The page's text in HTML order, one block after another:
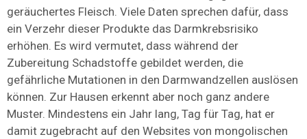
geräuchertes Fleisch. Viele Daten sprechen dafür, dass
ein Verzehr dieser Produkte das Darmkrebsrisiko
erhöhen. Es wird vermutet, dass während der
Zubereitung Schadstoffe gebildet werden, die
gefährliche Mutationen in den Darmwandzellen auslösen
können. Zur Hausen erkennt aber noch ganz andere
Muster. Mindestens ein Jahr lang, Tag für Tag, hat er
damit zugebracht auf den Websites von mongolischen